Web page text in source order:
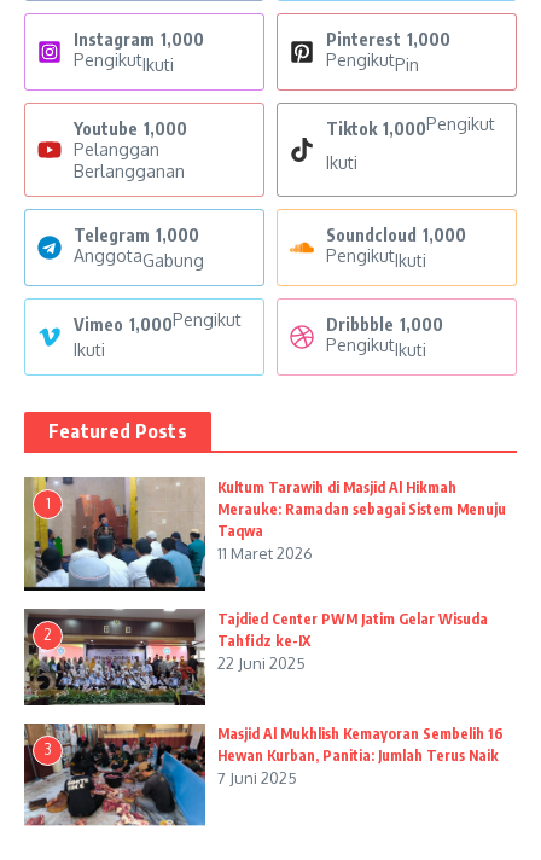
Instagram 1,000
PengikutIkuti
Pinterest 1,000
PengikutPin
Youtube 1,000
Pelanggan
Berlangganan
Tiktok 1,000Pengikut
Ikuti
Telegram 1,000
AnggotaGabung
Soundcloud 1,000
PengikutIkuti
Vimeo 1,000Pengikut
Ikuti
Dribbble 1,000
PengikutIkuti
Featured Posts
1
Kultum Tarawih di Masjid Al Hikmah
Merauke: Ramadan sebagai Sistem Menuju
Taqwa
11 Maret 2026
2
Tajdied Center PWM Jatim Gelar Wisuda
Tahfidz ke-IX
22 Juni 2025
3
Masjid Al Mukhlish Kemayoran Sembelih 16
Hewan Kurban, Panitia: Jumlah Terus Naik
7 Juni 2025